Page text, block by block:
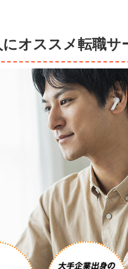
オススメ転職サ